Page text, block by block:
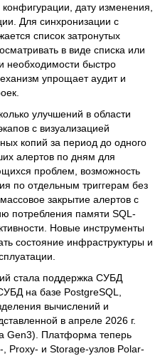
дату изменения,
Для синхронизации с
список затронутых
в виде списка или
необходимости быстро
упрощает аудит и
улучшений в области
с визуализацией
копий за период до одного
алертов по дням для
проблем, возможность
по отдельным триггерам без
закрытие алертов с
потребления памяти SQL-
Новые инструменты
состояние инфраструктуры и
стала поддержка СУБД
на базе PostgreSQL,
вычислений и
в апреле 2026 г.
Gen3). Платформа теперь
Proxy- и Storage-узлов Polar-